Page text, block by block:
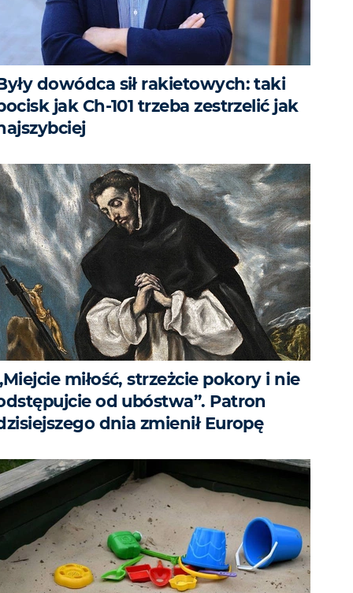
dowódca sił rakietowych: taki
jak Ch-101 trzeba zestrzelić jak
miłość, strzeżcie pokory i nie
od ubóstwa”. Patron
dnia zmienił Europę